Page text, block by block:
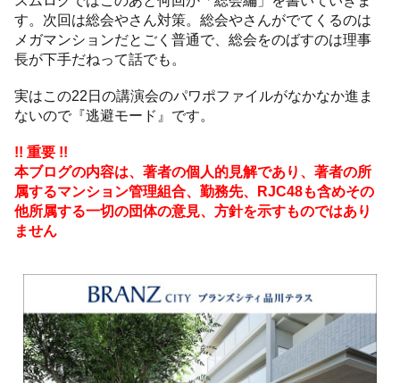
す。次回は総会やさん対策。総会やさんがでてくるのは
メガマンションだとごく普通で、総会をのばすのは理事
長が下手だねって話でも。
実はこの22日の講演会のパワポファイルがなかなか進ま
ないので『逃避モード』です。
!! 重要 !!
本ブログの内容は、著者の個人的見解であり、著者の所
属するマンション管理組合、勤務先、RJC48も含めその
他所属する一切の団体の意見、方針を示すものではあり
ません